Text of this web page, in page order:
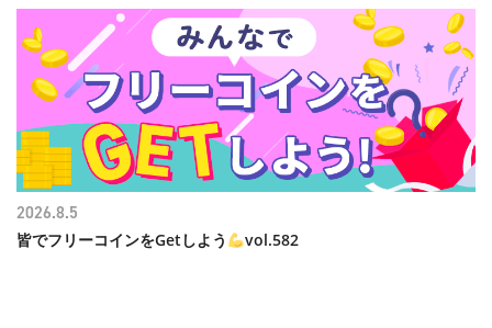
皆でフリーコインをGetしよう vol.582
2026.8.5